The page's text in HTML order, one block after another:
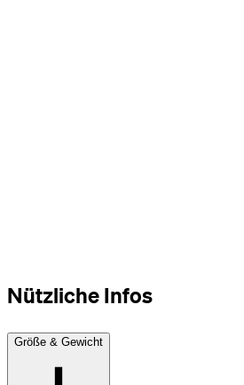
Nützliche Infos
Größe & Gewicht